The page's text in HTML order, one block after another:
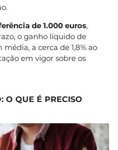
de 1.000 euros,
o ganho líquido de
a cerca de 1,8% ao
em vigor sobre os
O QUE É PRECISO